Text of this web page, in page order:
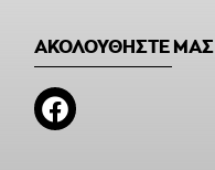
ΑΚΟΛΟΥΘΗΣΤΕ ΜΑΣ